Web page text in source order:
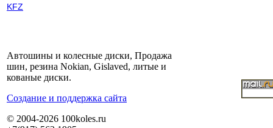
KFZ
Автошины и колесные диски, Продажа
шин, резина Nokian, Gislaved, литые и
кованые диски.
Cоздание и поддержка сайта
© 2004-2026 100koles.ru